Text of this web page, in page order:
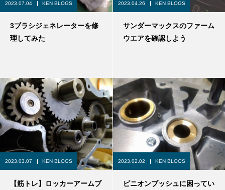
2023.07.04 KEN BLOGS
3ブラシジェネレーターを修
理してみた
2023.04.26 KEN BLOGS
サンダーマックスのファーム
ウエアを確認しよう
2023.03.07 KEN BLOGS
【筋トレ】ロッカーアームブ
2023.02.02 KEN BLOGS
ピニオンブッシュに困ってい